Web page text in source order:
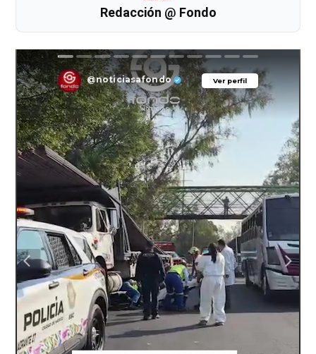
Redacción @ Fondo
Ver perfil
@noticiasafondo Ver perfil